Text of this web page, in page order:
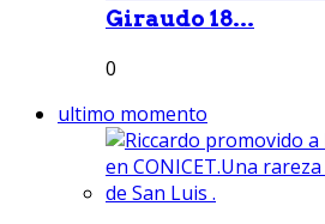
Giraudo 18...
0
ultimo momento